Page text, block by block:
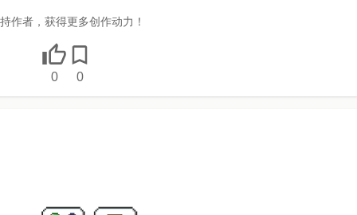
作者，获得更多创作动力！
0 0